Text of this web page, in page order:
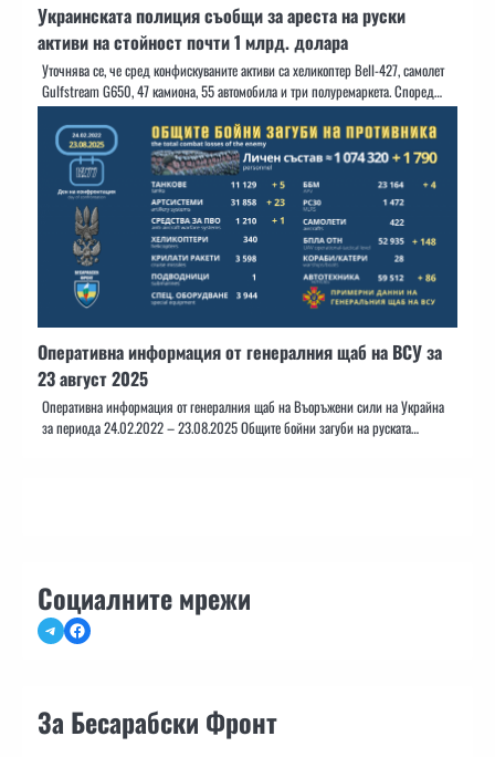
Украинската полиция съобщи за ареста на руски
активи на стойност почти 1 млрд. долара
Уточнява се, че сред конфискуваните активи са хеликоптер Bell-427, самолет
Gulfstream G650, 47 камиона, 55 автомобила и три полуремаркета. Според…
Оперативна информация от генералния щаб на ВСУ за
23 август 2025
Оперативна информация от генералния щаб на Въоръжени сили на Украйна
за периода 24.02.2022 – 23.08.2025 Общите бойни загуби на руската…
Социалните мрежи
TelegramFacebook
За Бесарабски Фронт